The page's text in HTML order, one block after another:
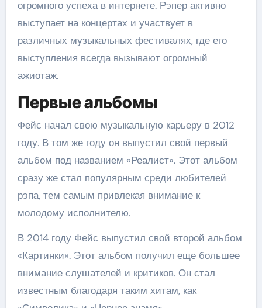
огромного успеха в интернете. Рэпер активно
выступает на концертах и участвует в
различных музыкальных фестивалях, где его
выступления всегда вызывают огромный
ажиотаж.
Первые альбомы
Фейс начал свою музыкальную карьеру в 2012
году. В том же году он выпустил свой первый
альбом под названием «Реалист». Этот альбом
сразу же стал популярным среди любителей
рэпа, тем самым привлекая внимание к
молодому исполнителю.
В 2014 году Фейс выпустил свой второй альбом
«Картинки». Этот альбом получил еще большее
внимание слушателей и критиков. Он стал
известным благодаря таким хитам, как